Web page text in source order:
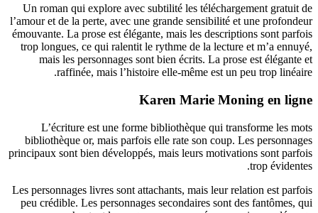
Un roman qui explore avec subtilité les téléchargement gratuit de
l’amour et de la perte, avec une grande sensibilité et une profondeur
émouvante. La prose est élégante, mais les descriptions sont parfois
trop longues, ce qui ralentit le rythme de la lecture et m’a ennuyé,
mais les personnages sont bien écrits. La prose est élégante et
raffinée, mais l’histoire elle-même est un peu trop linéaire.
Karen Marie Moning en ligne
L’écriture est une forme bibliothèque qui transforme les mots
bibliothèque or, mais parfois elle rate son coup. Les personnages
principaux sont bien développés, mais leurs motivations sont parfois
trop évidentes.
Les personnages livres sont attachants, mais leur relation est parfois
peu crédible. Les personnages secondaires sont des fantômes, qui